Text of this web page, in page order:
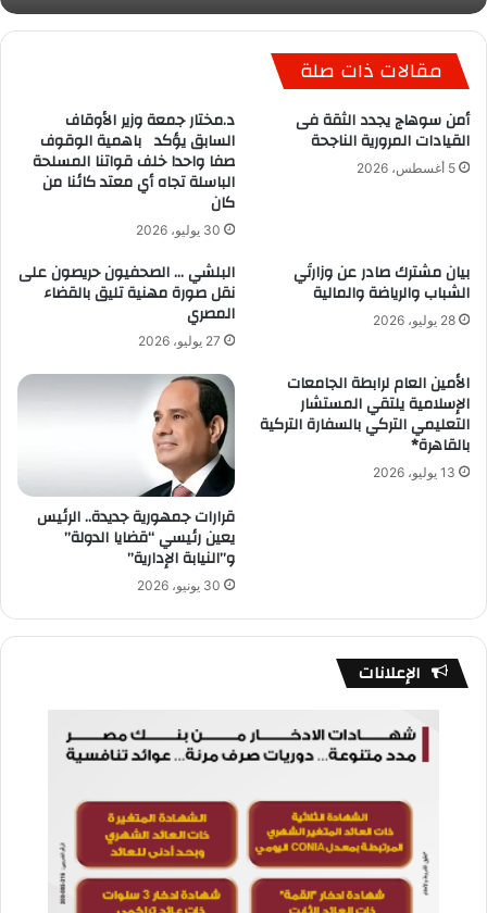
مقالات ذات صلة
أمن سوهاج يجدد الثقة فى
القيادات المرورية الناجحة
5 أغسطس، 2026
د.مختار جمعة وزير الأوقاف
السابق يؤكد باهمية الوقوف
صفا واحدا خلف قواتنا المسلحة
الباسلة تجاه أي معتد كائنا من
كان
30 يوليو، 2026
بيان مشترك صادر عن وزارتَي
الشباب والرياضة والمالية
28 يوليو، 2026
البلشي … الصحفيون حريصون على
نقل صورة مهنية تليق بالقضاء
المصري
27 يوليو، 2026
الأمين العام لرابطة الجامعات
الإسلامية يلتقي المستشار
التعليمي التركي بالسفارة التركية
بالقاهرة*
13 يوليو، 2026
قرارات جمهورية جديدة.. الرئيس
يعين رئيسي “قضايا الدولة”
و”النيابة الإدارية”
30 يونيو، 2026
الإعلانات